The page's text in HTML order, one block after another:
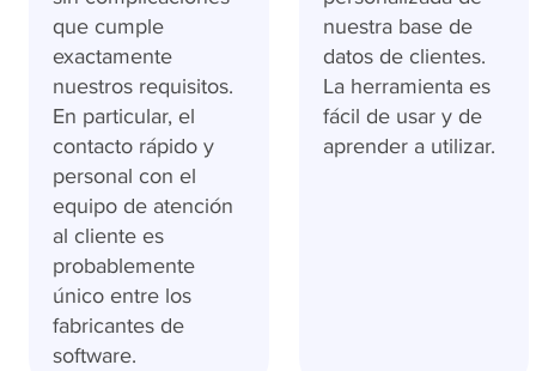
que cumple
exactamente
nuestros requisitos.
En particular, el
contacto rápido y
personal con el
equipo de atención
al cliente es
probablemente
único entre los
fabricantes de
software.
nuestra base de
datos de clientes.
La herramienta es
fácil de usar y de
aprender a utilizar.